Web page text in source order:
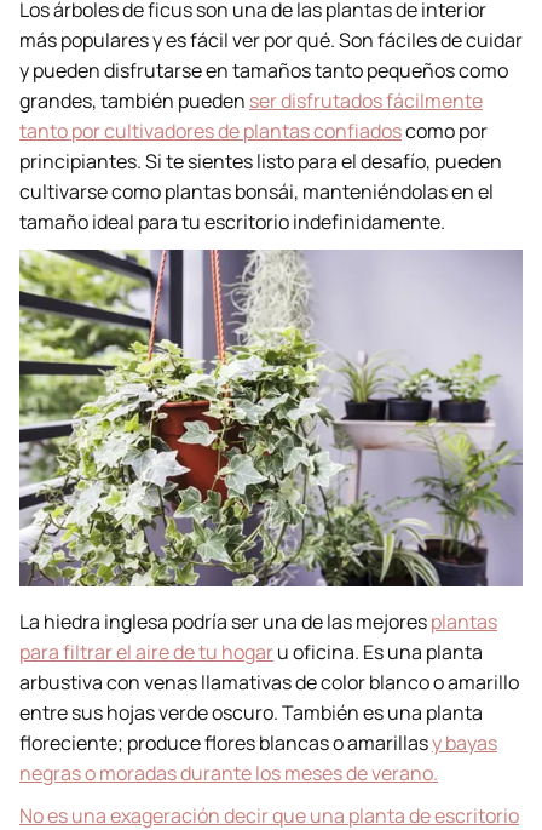
Los árboles de ficus son una de las plantas de interior
más populares y es fácil ver por qué. Son fáciles de cuidar
y pueden disfrutarse en tamaños tanto pequeños como
grandes, también pueden ser disfrutados fácilmente
tanto por cultivadores de plantas confiadoscomo por
principiantes. Si te sientes listo para el desafío, pueden
cultivarse como plantas bonsái, manteniéndolas en el
tamaño ideal para tu escritorio indefinidamente.
La hiedra inglesa podría ser una de las mejoresplantas
para filtrar el aire de tu hogaru oficina. Es una planta
arbustiva con venas llamativas de color blanco o amarillo
entre sus hojas verde oscuro. También es una planta
floreciente; produce flores blancas o amarillasy bayas
negras o moradas durante los meses de verano.
No es una exageración decir que una planta de escritorio